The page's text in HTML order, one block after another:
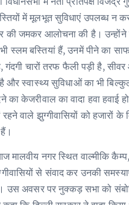
में मूलभूत सुविधाएं उपलब्ध न
की जमकर आलोचना की है। उन्होंने
स्लम बस्तियां हैं, उनमें पीने का
गंदगी चारों तरफ फैली पड़ी है,
और स्वास्थ्य सुविधाओं का भी
का केजरीवाल का वादा हवा हवाई
वाले झुग्गीवासियों को हजारों के
मालवीय नगर स्थित वाल्मीकि
से संवाद कर उनकी
उस अवसर पर नुक्कड़ सभा को